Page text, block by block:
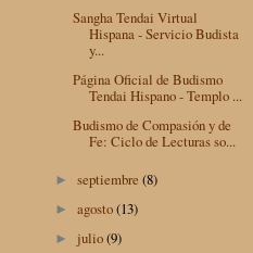
Sangha Tendai Virtual
Hispana - Servicio Budista
y...
Página Oficial de Budismo
Tendai Hispano - Templo ...
Budismo de Compasión y de
Fe: Ciclo de Lecturas so...
►septiembre(8)
►agosto(13)
► julio(9)